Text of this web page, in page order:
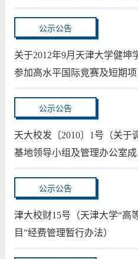
公示公告
关于2012年9月天津大学健坤
参加高水平国际竞赛及短期
公示公告
天大校发〔2010〕1号（关于
基地领导小组及管理办公室成
公示公告
津大校财15号（天津大学“高
目”经费管理暂行办法）